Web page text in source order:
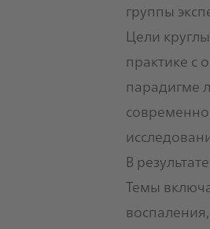
группы
Цели
практике с
парадигме
В
Темы